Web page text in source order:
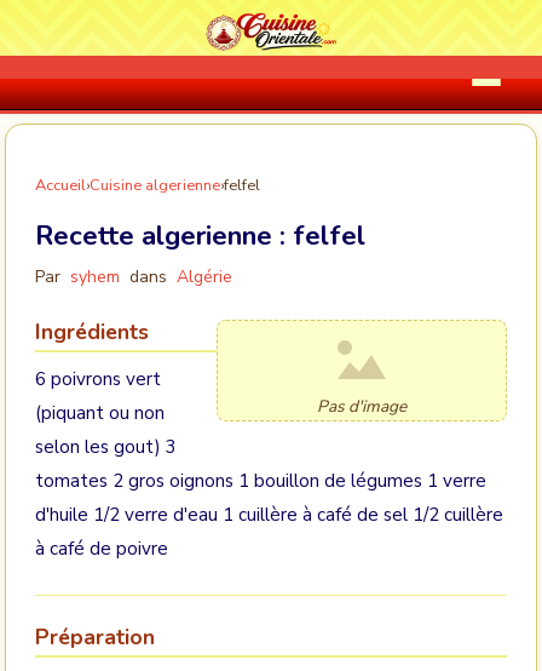
Accueil›Cuisine algerienne›felfel
Recette algerienne : felfel
Par syhem dans Algérie
Pas d'image
Ingrédients
6 poivrons vert
(piquant ou non
selon les gout) 3
tomates 2 gros oignons 1 bouillon de légumes 1 verre
d'huile 1/2 verre d'eau 1 cuillère à café de sel 1/2 cuillère
à café de poivre
Préparation